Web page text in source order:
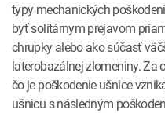
typy mechanických
byť solitárnym prejavom
chrupky alebo ako súčasť
laterobazálnej zlomeniny.
čo je poškodenie ušnice
ušnicu s následným